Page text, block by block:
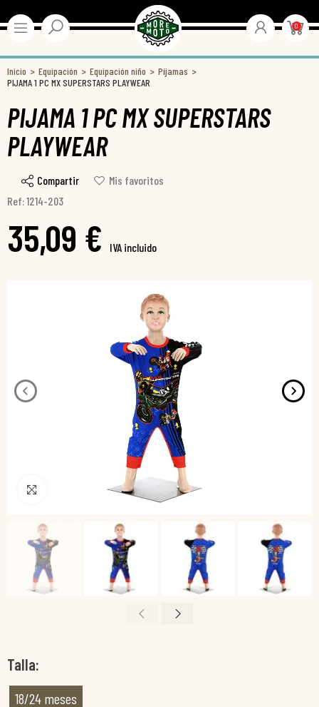
0
Inicio Equipación Equipación niño
Pijamas
PIJAMA 1 PC MX SUPERSTARS PLAYWEAR
PIJAMA 1 PC MX SUPERSTARS
PLAYWEAR
Compartir
Mis favoritos
Ref: 1214-203
35,09 € IVA incluido
Pincha para agrandar
Talla
18/24 meses